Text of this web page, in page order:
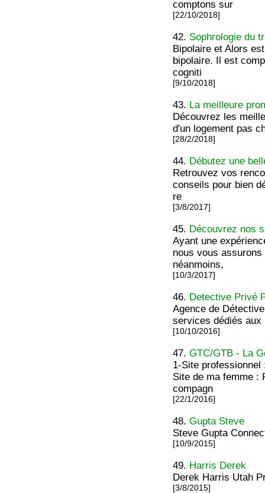
comptons sur
[22/10/2018]
42. Sophrologie du
Bipolaire et Alors
bipolaire. Il est
cogniti
[9/10/2018]
43. La meilleure
Découvrez les
d'un logement pas
[28/2/2018]
44. Débutez une
Retrouvez vos
conseils pour bien
re
[3/8/2017]
45. Découvrez nos
Ayant une
nous vous
néanmoins,
[10/3/2017]
46. Detective Privé
Agence de
services dédiés
[10/10/2016]
47.GTC/GTB - La
1-Site professionnel
Site de ma femme :
compagn
[22/1/2016]
48.Gupta Steve
Steve Gupta
[10/9/2015]
49. Harris Derek
Derek Harris Utah
[3/8/2015]